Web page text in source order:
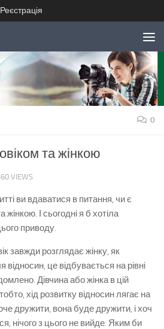
0
та жінкою
VIEWS
ви вдаватися в питання, чи є
І сьогодні я б хотіла
приводу.
завжди розглядає жінку, як
це відбувається на рівні
Дівчина або жінка в цій
хід розвитку відносин лягає на
дружити, вона буде дружити, і хоч
нічого з цього не вийде. Яким би
Реєстрація